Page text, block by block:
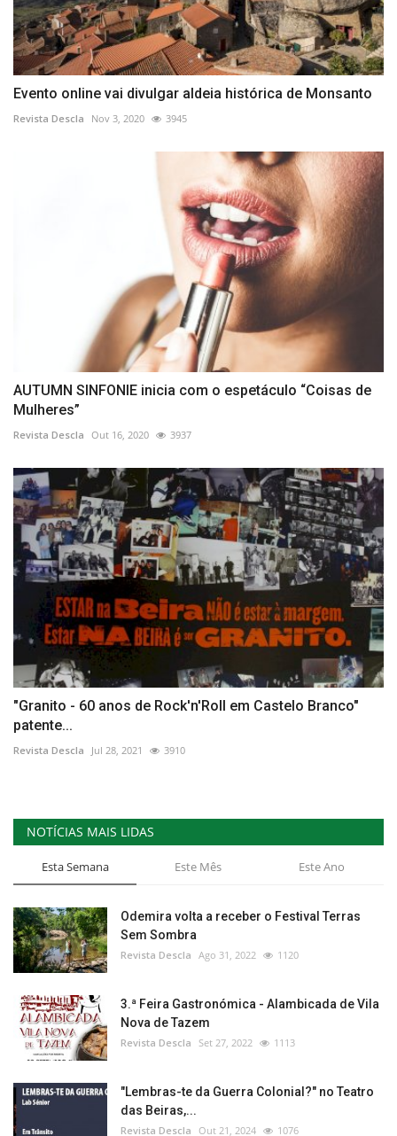
Evento online vai divulgar aldeia histórica de Monsanto
Revista Descla Nov 3, 2020 3945
AUTUMN SINFONIE inicia com o espetáculo “Coisas de
Mulheres”
Revista Descla Out 16, 2020 3937
"Granito - 60 anos de Rock'n'Roll em Castelo Branco"
patente...
Revista Descla Jul 28, 2021 3910
NOTÍCIAS MAIS LIDAS
Esta Semana Este Mês Este Ano
Odemira volta a receber o Festival Terras
Sem Sombra
Revista Descla Ago 31, 2022 1120
3.ª Feira Gastronómica - Alambicada de Vila
Nova de Tazem
Revista Descla Set 27, 2022 1113
"Lembras-te da Guerra Colonial?" no Teatro
das Beiras,...
Revista Descla Out 21, 2024 1076